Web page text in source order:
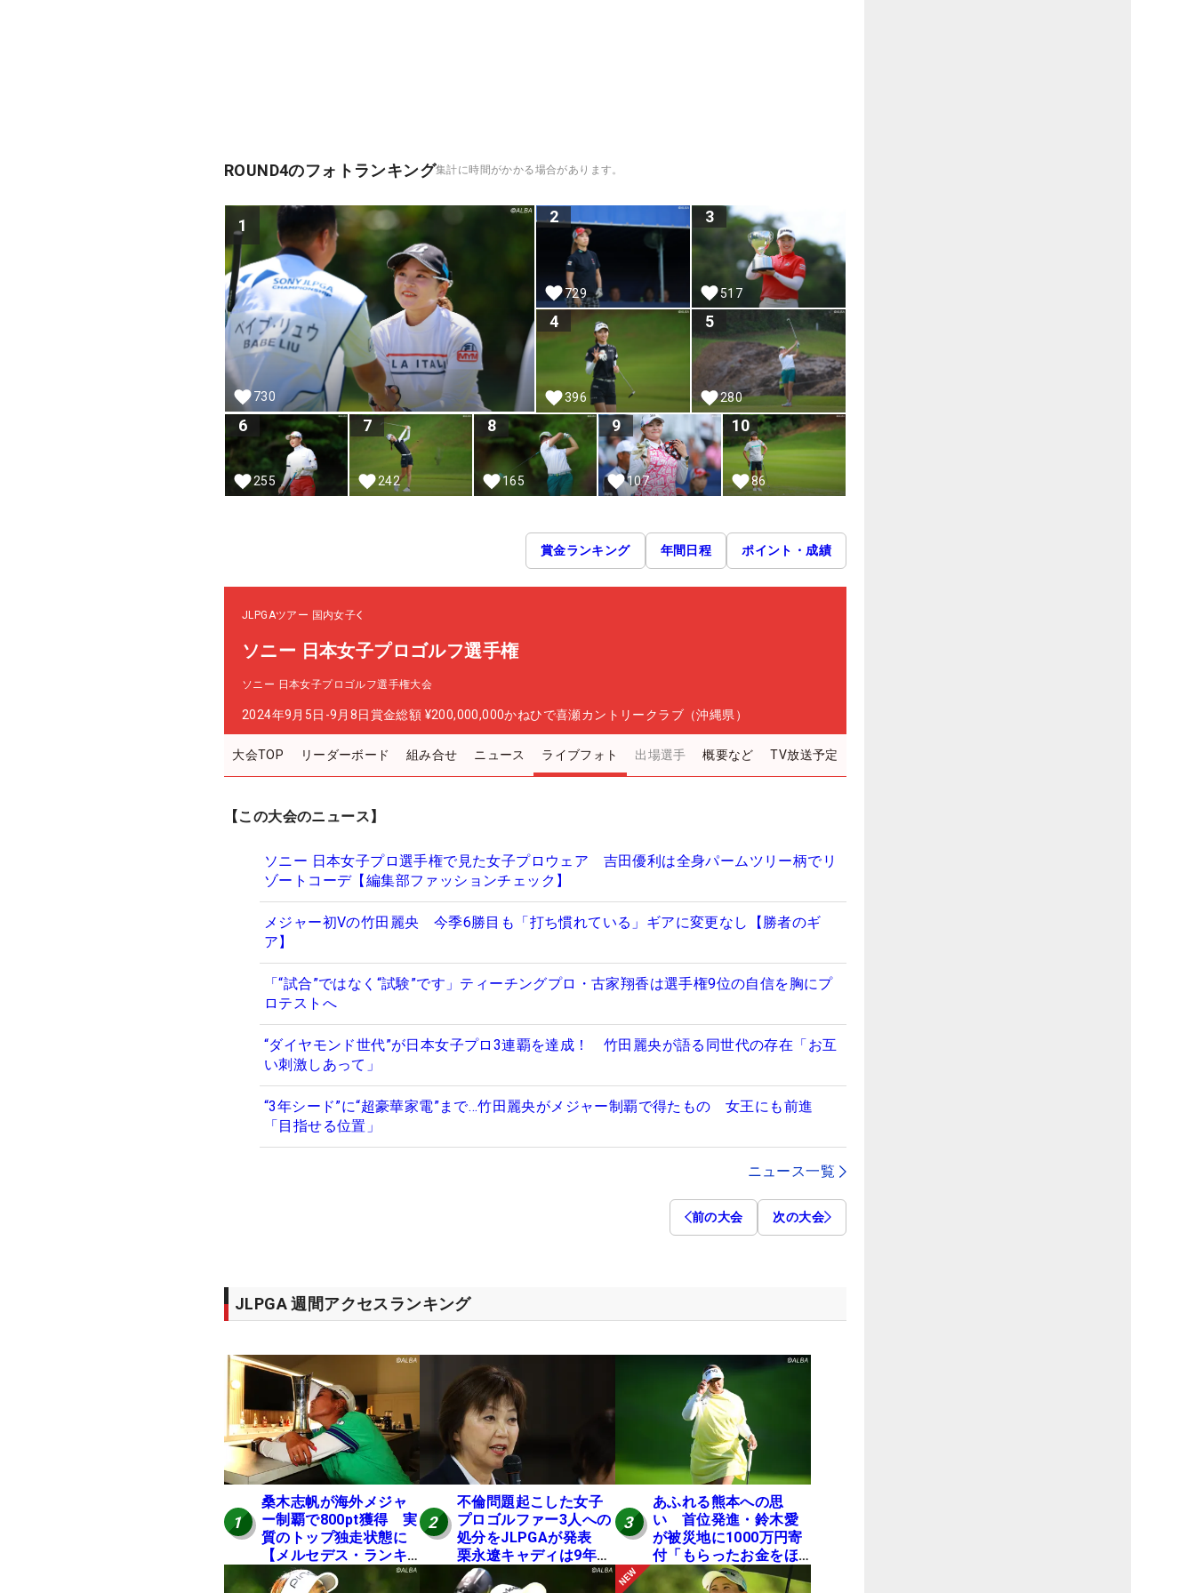
ROUND4のフォトランキング集計に時間がかかる場合があります。
1
730
2
729
3
517
4
396
5
280
6
255
7
242
8
165
9
107
10
86
賞金ランキング 年間日程 ポイント・成績
JLPGAツアー 国内女子
ソニー 日本女子プロゴルフ選手権
ソニー 日本女子プロゴルフ選手権大会
2024年9月5日-9月8日賞金総額 ¥200,000,000かねひで喜瀬カントリークラブ（沖縄県）
大会TOP リーダーボード 組み合せ ニュース ライブフォト 出場選手 概要など TV放送予定
【この大会のニュース】
ソニー 日本女子プロ選手権で見た女子プロウェア 吉田優利は全身パームツリー柄でリ
ゾートコーデ【編集部ファッションチェック】
メジャー初Vの竹田麗央 今季6勝目も「打ち慣れている」ギアに変更なし【勝者のギ
ア】
「“試合”ではなく“試験”です」ティーチングプロ・古家翔香は選手権9位の自信を胸にプ
ロテストへ
“ダイヤモンド世代”が日本女子プロ3連覇を達成！ 竹田麗央が語る同世代の存在「お互
い刺激しあって」
“3年シード”に“超豪華家電”まで…竹田麗央がメジャー制覇で得たもの 女王にも前進
「目指せる位置」
ニュース一覧
前の大会 次の大会
JLPGA 週間アクセスランキング
1
桑木志帆が海外メジャ
ー制覇で800pt獲得 実
質のトップ独走状態に
【メルセデス・ランキ
ング番外編】
2
不倫問題起こした女子
プロゴルファー3人への
処分をJLPGAが発表
栗永遼キャディは9年間
の立ち入り禁止
3
あふれる熊本への思
い 首位発進・鈴木愛
が被災地に1000万円寄
付「もらったお金をほ
かの人に」